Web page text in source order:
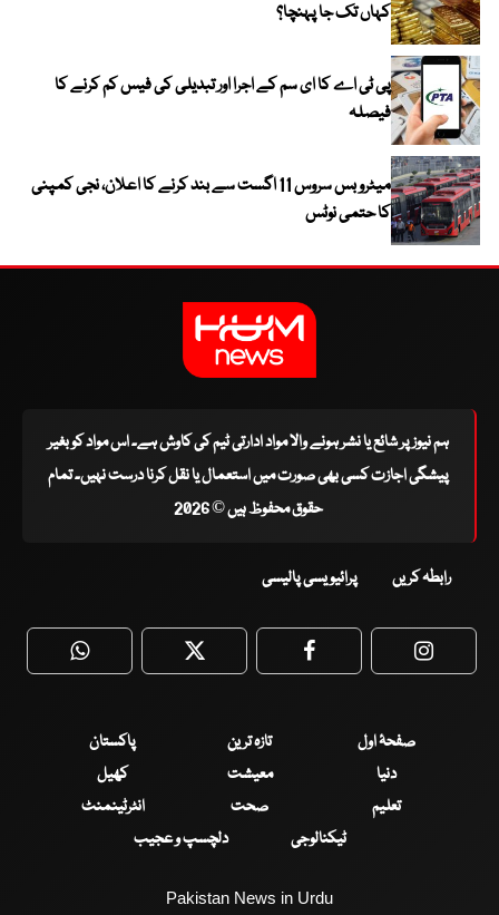
کہاں تک جا پہنچا؟
پی ٹی اے کا ای سم کے اجرا اور تبدیلی کی فیس کم کرنے کا
فیصلہ
میٹرو بس سروس 11 اگست سے بند کرنے کا اعلان، نجی کمپنی
کا حتمی نوٹس
ہم نیوز پر شائع یا نشر ہونے والا مواد ادارتی ٹیم کی کاوش ہے۔ اس مواد کو بغیر
پیشگی اجازت کسی بھی صورت میں استعمال یا نقل کرنا درست نہیں۔ تمام
حقوق محفوظ ہیں © 2026
رابطہ کریں پرائیویسی پالیسی
WhatsApp Twitter Facebook
صفحۂ اول تازہ ترین
پاکستان
دنیا
معیشت
کھیل
تعلیم
صحت
انٹرٹینمنٹ
ٹیکنالوجی
دلچسپ و عجیب
Pakistan News in Urdu